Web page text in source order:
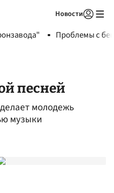
Новости
Проблемы с
песней
молодежь
музыки